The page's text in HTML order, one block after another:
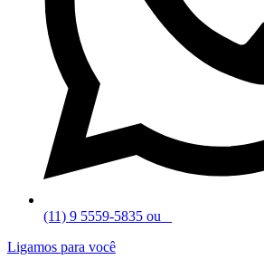
(11) 9 5559-5835 ou
Ligamos para você